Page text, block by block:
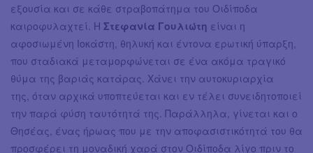
εξουσία και σε κάθε στραβοπάτημα του Οιδίποδα
καιροφυλαχτεί. Η Στεφανία Γουλιώτη είναι η
αφοσιωμένη Ιοκάστη, θηλυκή και έντονα ερωτική ύπαρξη,
που σταδιακά μεταμορφώνεται σε ένα ακόμα τραγικό
θύμα της βαριάς κατάρας. Χάνει την αυτοκυριαρχία
της, όταν αρχικά υποπτεύεται και εν τέλει συνειδητοποιεί
την παρά φύση ταυτότητά της. Παράλληλα, γίνεται και ο
Θησέας, ένας ήρωας που με την αποφασιστικότητά του θα
προσφέρει τη μοναδική χαρά στον Οιδίποδα λίγο πριν το